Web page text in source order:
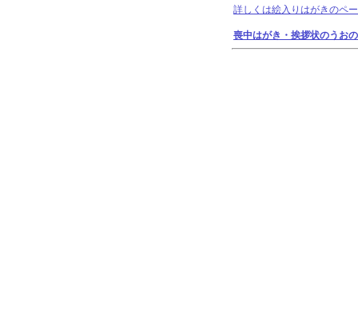
詳しくは絵入りはがきのペ
喪中はがき・挨拶状のうお